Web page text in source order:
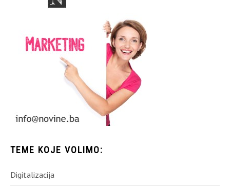
TEME KOJE VOLIMO:
Digitalizacija